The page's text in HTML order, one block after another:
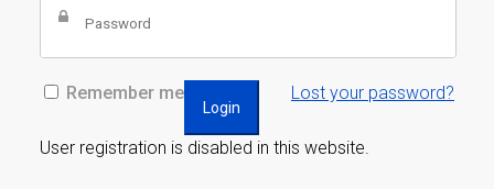
Remember me Lost your password?
Login
User registration is disabled in this website.